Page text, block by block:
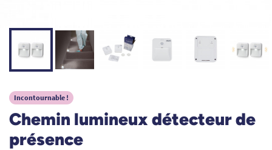
Incontournable !
Chemin lumineux détecteur de
présence